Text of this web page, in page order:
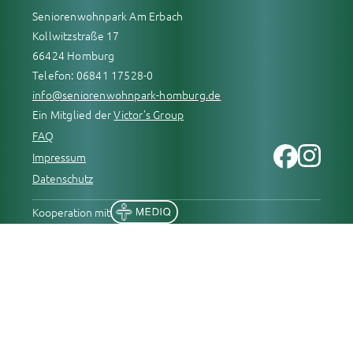
Seniorenwohnpark Am Erbach
Kollwitzstraße 17
66424 Homburg
Telefon: 06841 17528-0
info@seniorenwohnpark-homburg.de
Ein Mitglied derVictor’s Group
FAQ
Impressum
Datenschutz
Kooperation mit